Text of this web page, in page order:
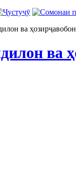
ва ҳозирҷавобон
ва